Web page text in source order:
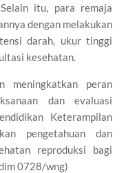
itu, para remaja
dengan melakukan
darah, ukur tinggi
kesehatan.
meningkatkan peran
dan evaluasi
Keterampilan
pengetahuan dan
reproduksi bagi
0728/wng)